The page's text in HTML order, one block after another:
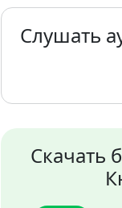
Слушать
Скачать